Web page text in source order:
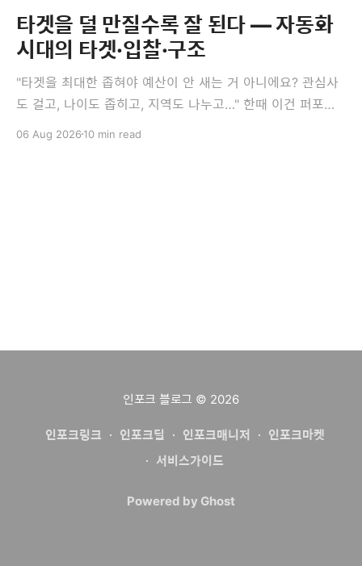
타겟을 덜 만질수록 잘 된다 — 자동화
시대의 타겟·입찰·구조
"타겟을 최대한 좁혀야 예산이 안 새는 거 아니에요? 관심사
도 걸고, 나이도 좁히고, 지역도 나누고…" 한때 이건 퍼포먼
스 마케팅의 정석이었습니다. 그런데 지금 광고 플랫폼에서
06 Aug 2026 10 min read
인포크 블로그 © 2026
인포크링크 인포크딜 인포크매니저
인포크마켓
서비스가이드
Powered by Ghost